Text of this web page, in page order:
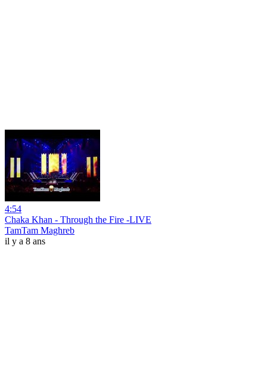
4:54
Chaka Khan - Through the Fire -LIVE
TamTam Maghreb
il y a 8 ans